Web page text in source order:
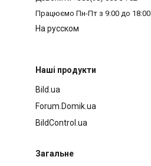
Працюємо Пн-Пт з 9:00 до 18:00
На русском
Наші продукти
Bild.ua
Forum.Domik.ua
BildControl.ua
Загальне